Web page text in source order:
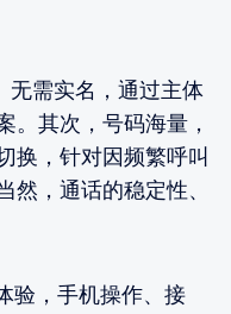
无需实名，通过主体
。其次，号码海量，
换，针对因频繁呼叫
然，通话的稳定性、
验，手机操作、接